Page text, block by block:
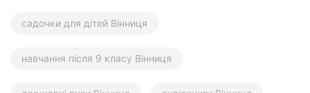
садочки для дітей Вінниця
навчання після 9 класу Вінниця